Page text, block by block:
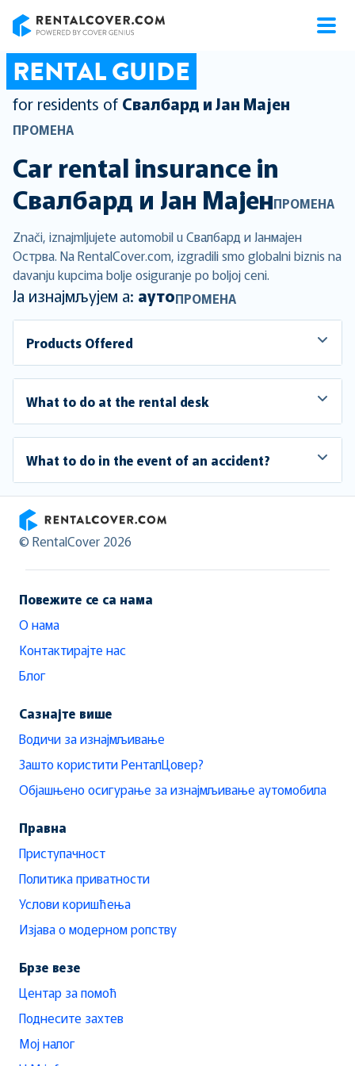
RENTAL GUIDE
for residents of Свалбард и Јан Мајен
ПРОМЕНА
Car rental insurance in
Свалбард и Јан МајенПРОМЕНА
Znači, iznajmljujete automobil u Свалбард и Јанмајен
Острва. Na RentalCover.com, izgradili smo globalni biznis na
davanju kupcima bolje osiguranje po boljoj ceni.
Ја изнајмљујем а: аутоПРОМЕНА
Products Offered
What to do at the rental desk
What to do in the event of an accident?
RentalCover
© RentalCover 2026
Повежите се са нама
О нама
Контактирајте нас
Блог
Сазнајте више
Водичи за изнајмљивање
Зашто користити РенталЦовер?
Објашњено осигурање за изнајмљивање аутомобила
Правна
Приступачност
Политика приватности
Услови коришћења
Изјава о модерном ропству
Брзе везе
Центар за помоћ
Поднесите захтев
Мој налог